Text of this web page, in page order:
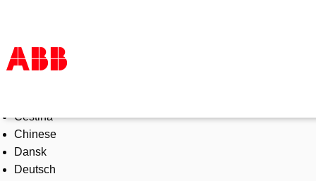
Products & Solutions
Industries
Services
About us
Čeština
Chinese
Dansk
Deutsch